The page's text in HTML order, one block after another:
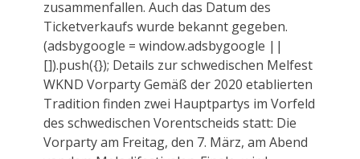
zusammenfallen. Auch das Datum des
Ticketverkaufs wurde bekannt gegeben.
(adsbygoogle = window.adsbygoogle ||
[]).push({}); Details zur schwedischen Melfest
WKND Vorparty Gemäß der 2020 etablierten
Tradition finden zwei Hauptpartys im Vorfeld
des schwedischen Vorentscheids statt: Die
Vorparty am Freitag, den 7. März, am Abend